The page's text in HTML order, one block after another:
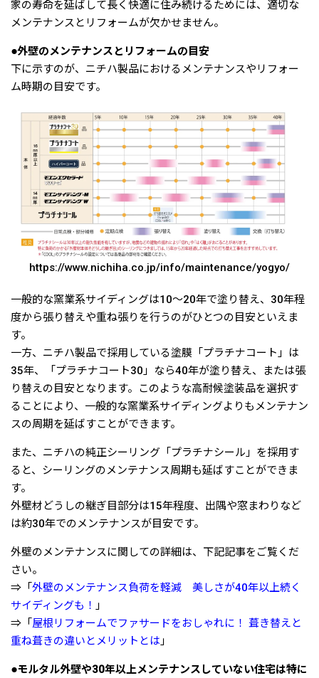
家の寿命を延ばして長く快適に住み続けるためには、適切な
メンテナンスとリフォームが欠かせません。
●外壁のメンテナンスとリフォームの目安
下に示すのが、ニチハ製品におけるメンテナンスやリフォー
ム時期の目安です。
https://www.nichiha.co.jp/info/maintenance/yogyo/
一般的な窯業系サイディングは10〜20年で塗り替え、30年程
度から張り替えや重ね張りを行うのがひとつの目安といえま
す。
一方、ニチハ製品で採用している塗膜「プラチナコート」は
35年、「プラチナコート30」なら40年が塗り替え、または張
り替えの目安となります。このような高耐候塗装品を選択す
ることにより、一般的な窯業系サイディングよりもメンテナン
スの周期を延ばすことができます。
また、ニチハの純正シーリング「プラチナシール」を採用す
ると、シーリングのメンテナンス周期も延ばすことができま
す。
外壁材どうしの継ぎ目部分は15年程度、出隅や窓まわりなど
は約30年でのメンテナンスが目安です。
外壁のメンテナンスに関しての詳細は、下記記事をご覧くだ
さい。
⇒「 外壁のメンテナンス負荷を軽減 美しさが40年以上続く
サイディングも！ 」
⇒「 屋根リフォームでファサードをおしゃれに！ 葺き替えと
重ね葺きの違いとメリットとは 」
●モルタル外壁や30年以上メンテナンスしていない住宅は特に